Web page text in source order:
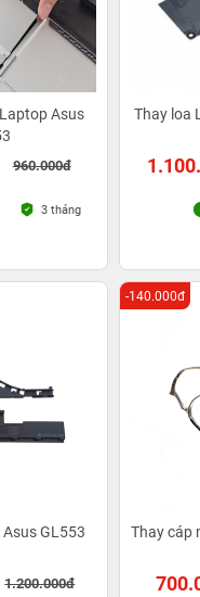
Asus
960.000đ
3 tháng
Thay loa
GL553
1.200.000đ
Thay cáp
-140.000đ